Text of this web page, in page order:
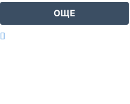
ОЩЕ